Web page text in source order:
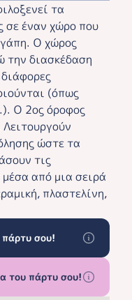
τα
σε έναν χώρο που
Ο χώρος
την διασκέδαση
(όπως
Ο 2ος όροφος
ώστε τα
τις
μέσα από μια σειρά
πλαστελίνη,
πάρτυ σου!
του πάρτυ σου!